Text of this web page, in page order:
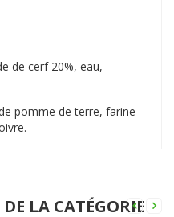
de cerf 20%, eau,
pomme de terre, farine
LA CATÉGORIE